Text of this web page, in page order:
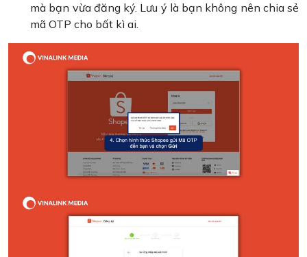
mà bạn vừa đăng ký. Lưu ý là bạn không nên chia sẻ
mã OTP cho bất kì ai.